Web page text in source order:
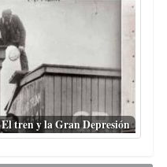
El tren y la Gran Depresión